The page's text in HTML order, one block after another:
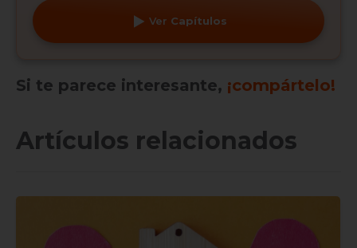
Ver Capítulos
Si te parece interesante, ¡compártelo!
Artículos relacionados